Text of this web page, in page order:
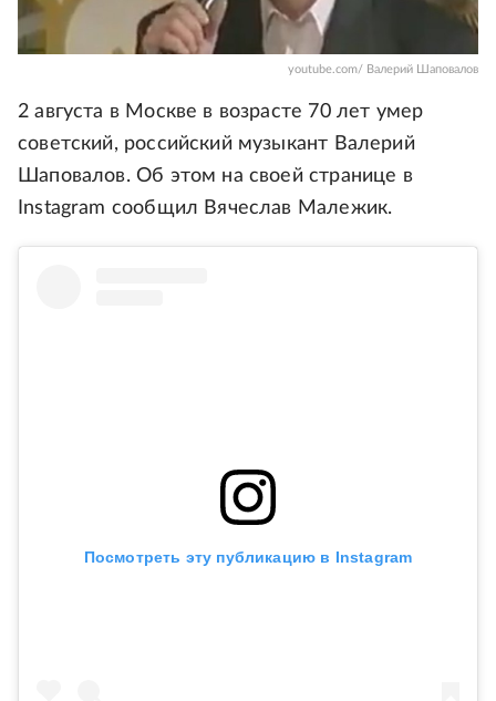
youtube.com/ Валерий Шаповалов
2 августа в Москве в возрасте 70 лет умер
советский, российский музыкант Валерий
Шаповалов. Об этом на своей странице в
Instagram сообщил Вячеслав Малежик.
Посмотреть эту публикацию в Instagram